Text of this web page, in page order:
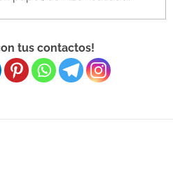
tus contactos!